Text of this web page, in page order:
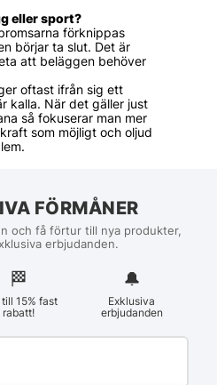
eller sport?
förknippas
börjar ta slut. Det är
att beläggen behöver
oftast ifrån sig ett
kalla. När det gäller just
så fokuserar man mer
som möjligt och oljud
FÖRMÅNER
och få förtur till nya produkter,
erbjudanden.
🏁︎
till 15% fast
rabatt!
🔔
Exklusiva
erbjudanden